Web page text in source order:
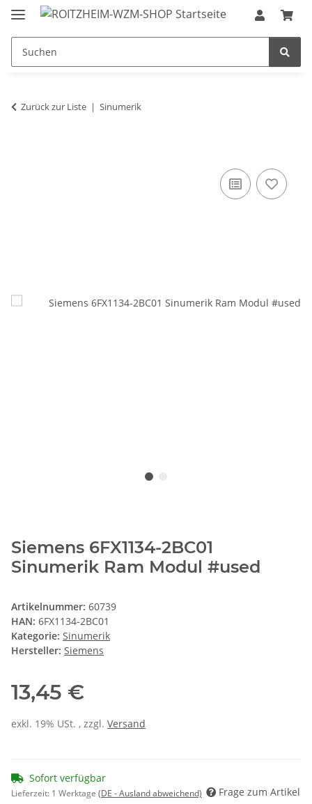
Zurück zur Liste Sinumerik
Siemens 6FX1134-2BC01
Sinumerik Ram Modul #used
Artikelnummer: 60739
HAN: 6FX1134-2BC01
Kategorie: Sinumerik
Hersteller: Siemens
13,45 €
exkl. 19% USt. , zzgl. Versand
Sofort verfügbar
Lieferzeit: 1 Werktage (DE - Ausland abweichend) Frage zum Artikel